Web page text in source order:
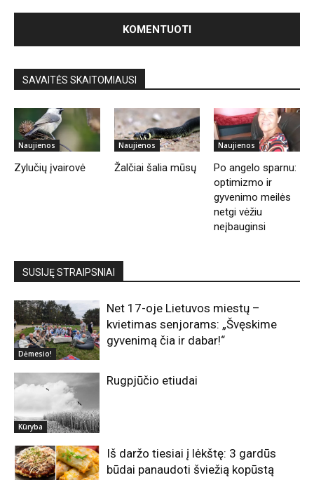
SAVAITĖS SKAITOMIAUSI
Naujienos
Zylučių įvairovė
Naujienos
Žalčiai šalia mūsų
Naujienos
Po angelo sparnu:
optimizmo ir
gyvenimo meilės
netgi vėžiu
neįbauginsi
SUSIJĘ STRAIPSNIAI
Dėmesio!
Net 17-oje Lietuvos miestų –
kvietimas senjorams: „Švęskime
gyvenimą čia ir dabar!“
Kūryba
Rugpjūčio etiudai
Iš daržo tiesiai į lėkštę: 3 gardūs
būdai panaudoti šviežią kopūstą